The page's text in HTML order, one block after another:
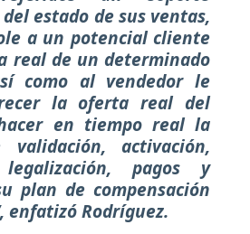
estado de sus ventas,
a un potencial cliente
real de un determinado
como al vendedor le
la oferta real del
en tiempo real la
activación,
legalización, pagos y
plan de compensación
enfatizó Rodríguez.